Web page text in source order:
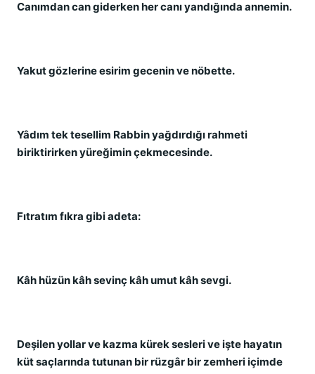
Canımdan can giderken her canı yandığında annemin.
Yakut gözlerine esirim gecenin ve nöbette.
Yâdım tek tesellim Rabbin yağdırdığı rahmeti
biriktirirken yüreğimin çekmecesinde.
Fıtratım fıkra gibi adeta:
Kâh hüzün kâh sevinç kâh umut kâh sevgi.
Deşilen yollar ve kazma kürek sesleri ve işte hayatın
küt saçlarında tutunan bir rüzgâr bir zemheri içimde